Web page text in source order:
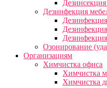
Дезинфекция
Озонирование
Организациям
Химчистка офиса
Химчистка
Химчистка